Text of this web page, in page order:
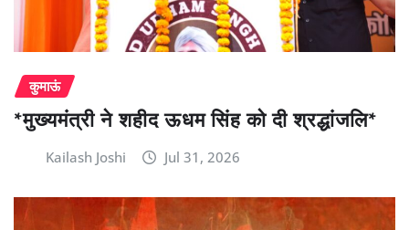
कुमाऊं
*मुख्यमंत्री ने शहीद ऊधम सिंह को दी श्रद्धांजलि*
Kailash Joshi Jul 31, 2026